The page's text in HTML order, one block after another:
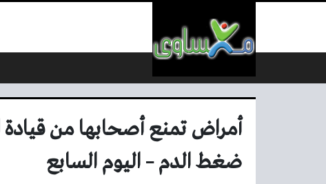
أمراض تمنع أصحابها من قيادة
ضغط الدم – اليوم السابع